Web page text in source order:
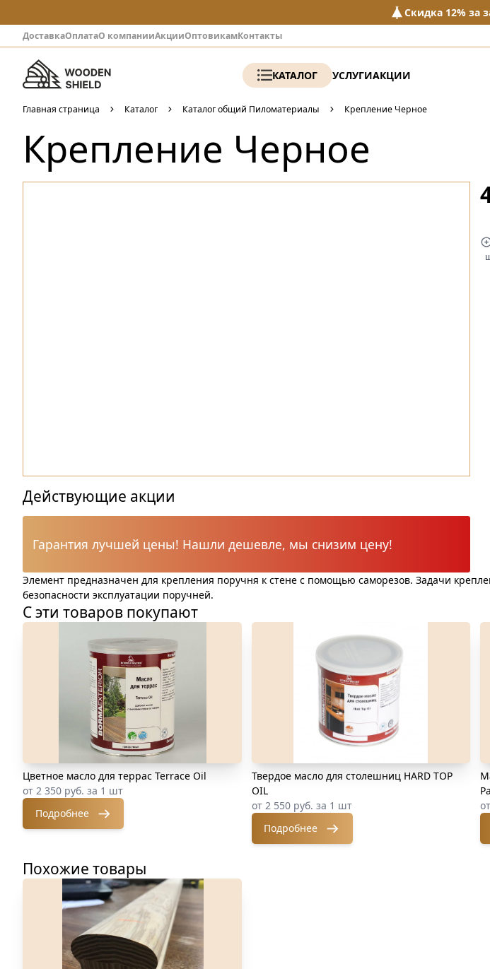
Скидка 12% за
ДоставкаОплатаО компанииАкцииОптовикамКонтакты
КАТАЛОГ УСЛУГИАКЦИИ
Главная страница Каталог Каталог общий Пиломатериалы Крепление Черное
Крепление Черное
Действующие акции
Гарантия лучшей цены! Нашли дешевле, мы снизим цену!
Элемент предназначен для крепления поручня к стене с помощью саморезов. Задачи
безопасности эксплуатации поручней.
С эти товаров покупают
Цветное масло для террас Terrace Oil
от 2 350 руб. за 1 шт
Подробнее
Твердое масло для столешниц HARD TOP
OIL
от 2 550 руб. за 1 шт
Подробнее
Похожие товары